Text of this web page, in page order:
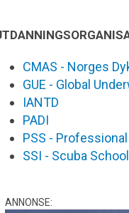
CMAS - Norges
GUE - Global
IANTD
PADI
PSS -
SSI - Scuba
ANNONSE: